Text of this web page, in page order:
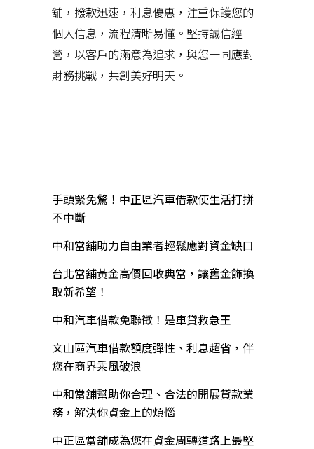
舖，撥款迅速，利息優惠，注重保護您的
個人信息，流程清晰易懂。堅持誠信經
營，以客戶的滿意為追求，與您一同應對
財務挑戰，共創美好明天。
手頭緊免驚！中正區汽車借款使生活打拼
不中斷
中和當舖助力自由業者輕鬆應對資金缺口
台北當舖黃金高價回收典當，讓舊金飾換
取新希望！
中和汽車借款免聯徵！是車貸救急王
文山區汽車借款額度彈性、利息超省，伴
您在商界乘風破浪
中和當舖幫助你合理、合法的開展貸款業
務，解決你資金上的煩惱
中正區當舖成為您在資金周轉道路上最堅